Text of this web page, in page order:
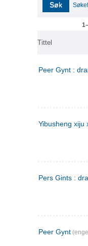
Søk
Tittel
Peer Gynt :
Yibusheng xiju
Pers Gints :
Peer Gynt